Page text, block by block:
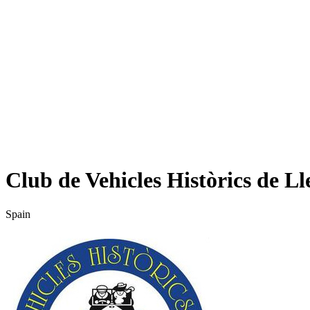
Club de Vehicles Històrics de
Spain